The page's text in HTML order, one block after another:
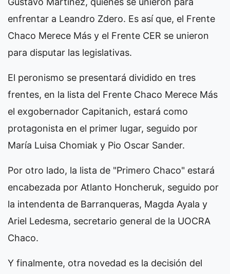
enfrentar a Leandro Zdero. Es así que, el Frente
Chaco Merece Más y el Frente CER se unieron
para disputar las legislativas.
El peronismo se presentará dividido en tres
frentes, en la lista del Frente Chaco Merece Más
el exgobernador Capitanich, estará como
protagonista en el primer lugar, seguido por
María Luisa Chomiak y Pio Oscar Sander.
Por otro lado, la lista de "Primero Chaco" estará
encabezada por Atlanto Honcheruk, seguido por
la intendenta de Barranqueras, Magda Ayala y
Ariel Ledesma, secretario general de la UOCRA
Chaco.
Y finalmente, otra novedad es la decisión del